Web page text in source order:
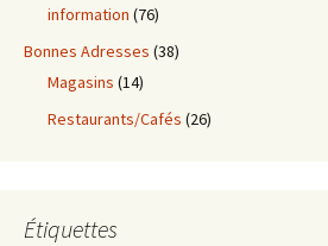
information (76)
Bonnes Adresses (38)
Magasins (14)
Restaurants/Cafés (26)
Étiquettes